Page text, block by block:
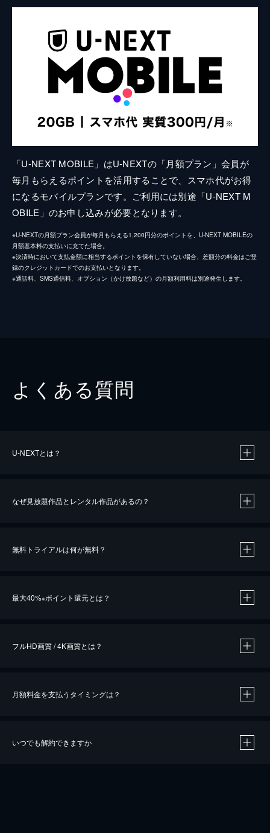
「U-NEXT MOBILE」はU-NEXTの「月額プラン」会員が
毎月もらえるポイントを活用することで、スマホ代がお得
になるモバイルプランです。ご利用には別途「U-NEXT M
OBILE」のお申し込みが必要となります。
※U-NEXTの月額プラン会員が毎月もらえる1,200円分のポイントを、U-NEXT MOBILEの
月額基本料の支払いに充てた場合。
※決済時において支払金額に相当するポイントを保有していない場合、差額分の料金はご登
録のクレジットカードでのお支払いとなります。
※通話料、SMS通信料、オプション（かけ放題など）の月額利用料は別途発生します。
よくある質問
U-NEXTとは？
なぜ見放題作品とレンタル作品があるの？
無料トライアルは何が無料？
最大40%※ポイント還元とは？
※40％ポイント還元の対象は、クレジットカード決済による作品の購入 / レンタルです。
フルHD画質 / 4K画質とは？
月額料金を支払うタイミングは？
いつでも解約できますか